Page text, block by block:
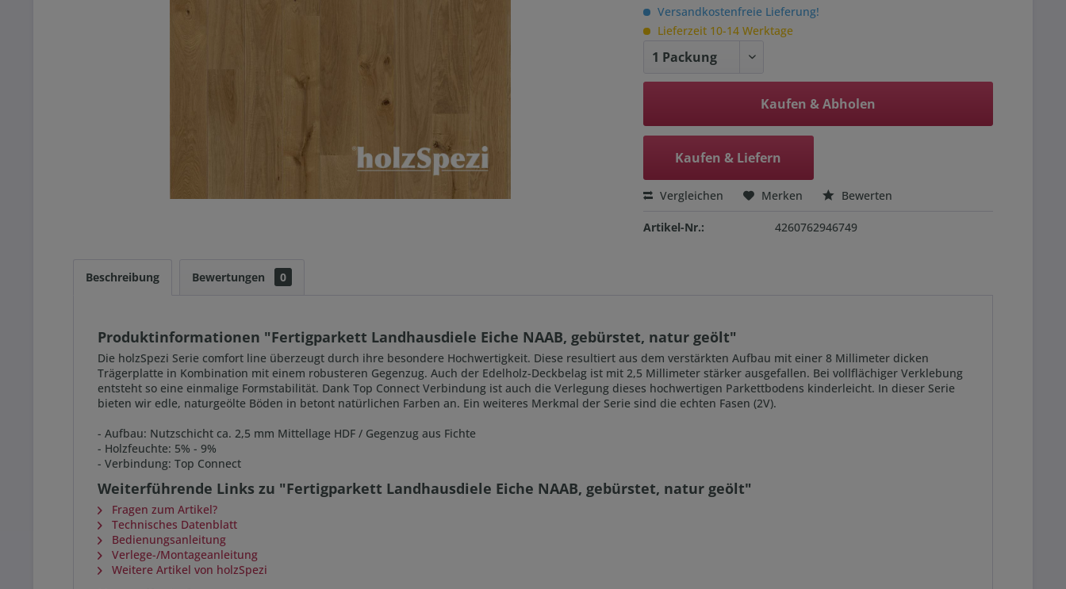
Versandkostenfreie Lieferung!
Lieferzeit 10-14 Werktage
Kaufen & Abholen
Kaufen & Liefern
Vergleichen Merken Bewerten
Artikel-Nr.: 4260762946749
Beschreibung Bewertungen 0
Produktinformationen "Fertigparkett Landhausdiele Eiche NAAB, gebürstet, natur geölt"
Die holzSpezi Serie comfort line überzeugt durch ihre besondere Hochwertigkeit. Diese resultiert aus dem verstärkten Aufbau mit einer 8 Millimeter dicken
Trägerplatte in Kombination mit einem robusteren Gegenzug. Auch der Edelholz-Deckbelag ist mit 2,5 Millimeter stärker ausgefallen. Bei vollflächiger Verklebung
entsteht so eine einmalige Formstabilität. Dank Top Connect Verbindung ist auch die Verlegung dieses hochwertigen Parkettbodens kinderleicht. In dieser Serie
bieten wir edle, naturgeölte Böden in betont natürlichen Farben an. Ein weiteres Merkmal der Serie sind die echten Fasen (2V).
- Aufbau: Nutzschicht ca. 2,5 mm Mittellage HDF / Gegenzug aus Fichte
- Holzfeuchte: 5% - 9%
- Verbindung: Top Connect
Weiterführende Links zu "Fertigparkett Landhausdiele Eiche NAAB, gebürstet, natur geölt"
Fragen zum Artikel?
Technisches Datenblatt
Bedienungsanleitung
Verlege-/Montageanleitung
Weitere Artikel von holzSpezi